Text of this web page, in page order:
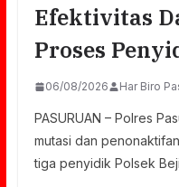
Efektivitas
Proses
06/08/2026 Har Biro
PASURUAN – Polres
mutasi dan
tiga penyidik Polsek